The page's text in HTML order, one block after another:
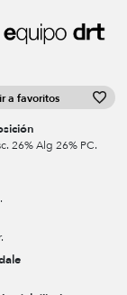
a favoritos
26% Alg 26% PC.